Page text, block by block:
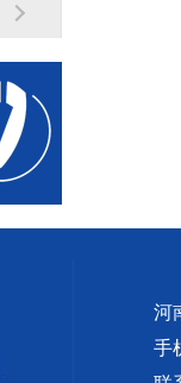
河
手